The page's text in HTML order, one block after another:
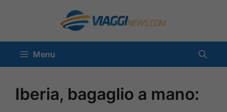
contenuto
Menu
Iberia, bagaglio a mano: